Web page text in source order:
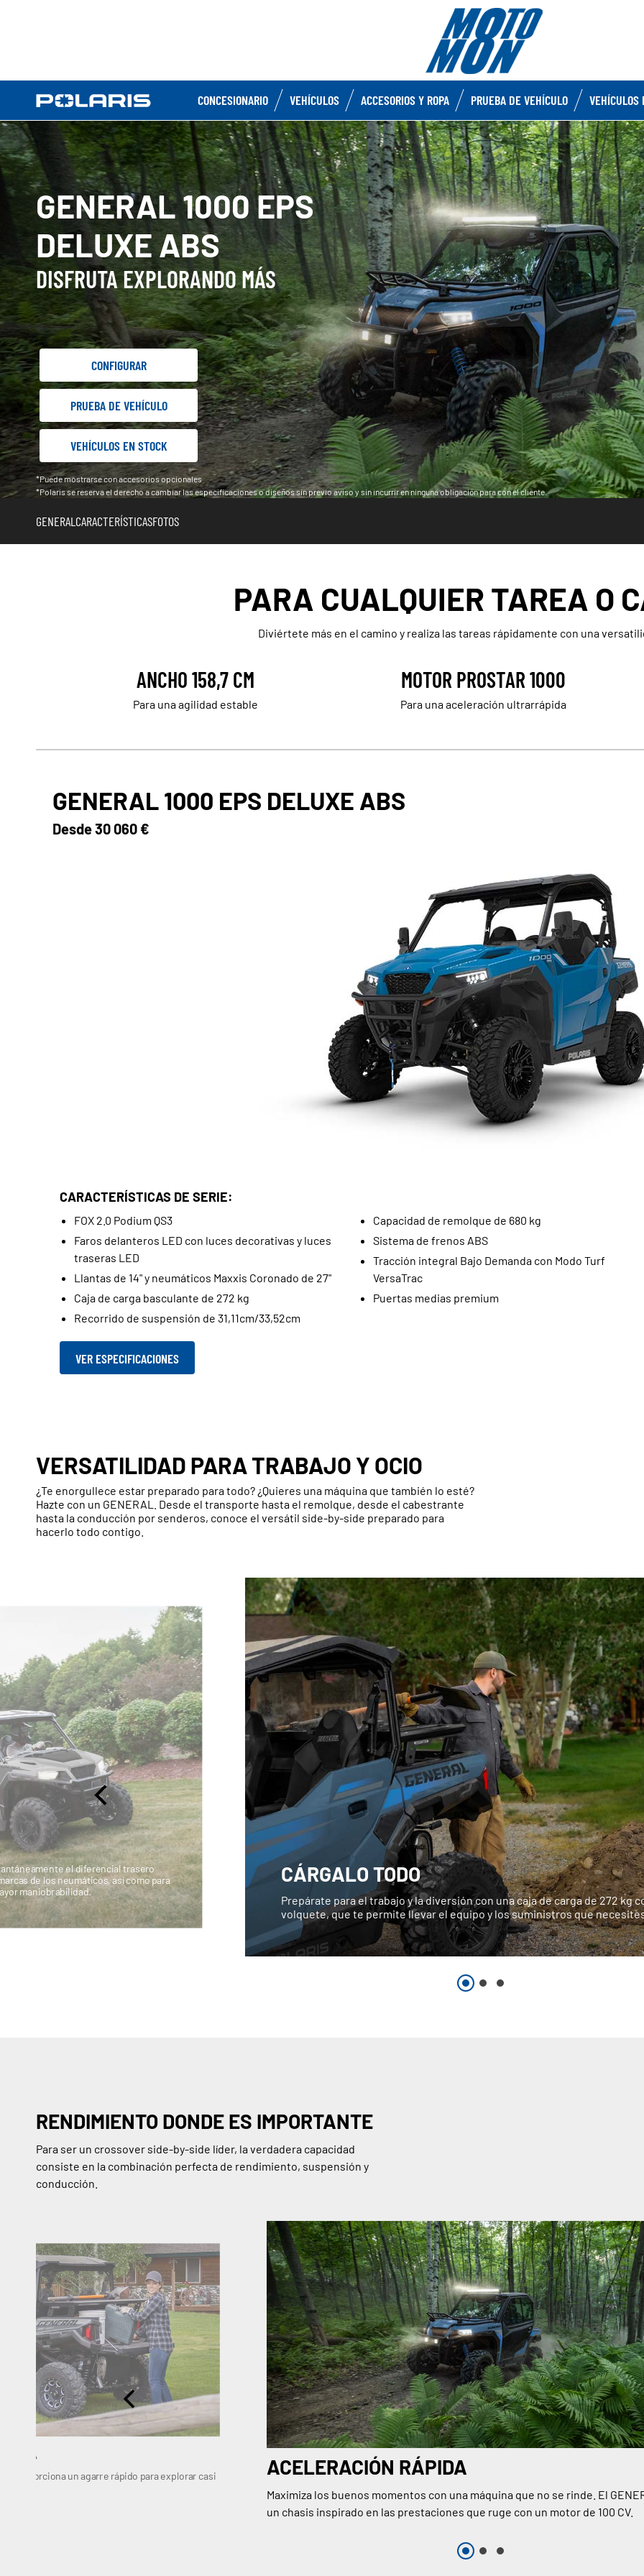
CONCESIONARIO VEHÍCULOS ACCESORIOS Y ROPA PRUEBA DE VEHÍCULO VEHÍCULOS
GENERAL 1000 EPS
DELUXE ABS
DISFRUTA EXPLORANDO MÁS
CONFIGURAR
PRUEBA DE VEHÍCULO
VEHÍCULOS EN STOCK
*Puede mostrarse con accesorios opcionales
*Polaris se reserva el derecho a cambiar las especificaciones o diseños sin previo aviso y sin incurrir en ninguna obligación para con el cliente.
GENERAL CARACTERÍSTICASFOTOS
PARA CUALQUIER TAREA O
Diviértete más en el camino y realiza las tareas rápidamente con una
ANCHO 158,7 CM
Para una agilidad estable
MOTOR PROSTAR 1000
Para una aceleración ultrarrápida
GENERAL 1000 EPS DELUXE ABS
Desde30 060 €
CARACTERÍSTICAS DE SERIE:
FOX 2.0 Podium QS3
Faros delanteros LED con luces decorativas y luces
traseras LED
Llantas de 14" y neumáticos Maxxis Coronado de 27"
Caja de carga basculante de 272 kg
Recorrido de suspensión de 31,11cm/33,52cm
Capacidad de remolque de 680 kg
Sistema de frenos ABS
Tracción integral Bajo Demanda con Modo Turf
VersaTrac
Puertas medias premium
VER ESPECIFICACIONES
VERSATILIDAD PARA TRABAJO Y OCIO
¿Te enorgullece estar preparado para todo? ¿Quieres una máquina que también lo esté?
Hazte con un GENERAL. Desde el transporte hasta el remolque, desde el cabestrante
hasta la conducción por senderos, conoce el versátil side-by-side preparado para
hacerlo todo contigo.
el diferencial trasero
de los neumáticos, así como para
maniobrabilidad.
CÁRGALO TODO
Prepárate para el trabajo y la diversión con una caja de carga de 272 kg
volquete, que te permite llevar el equipo y los suministros que
RENDIMIENTO DONDE ES IMPORTANTE
Para ser un crossover side-by-side líder, la verdadera capacidad
consiste en la combinación perfecta de rendimiento, suspensión y
conducción.
proporciona un agarre rápido para explorar casi ACELERACIÓN RÁPIDA
Maximiza los buenos momentos con una máquina que no se rinde. El
un chasis inspirado en las prestaciones que ruge con un motor de 100 CV.